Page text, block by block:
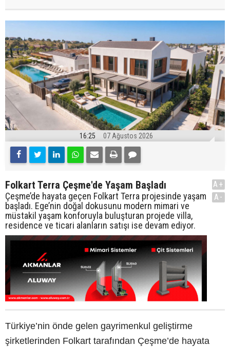
16:25 07 Ağustos 2026
Folkart Terra Çeşme'de Yaşam Başladı
Çeşme’de hayata geçen Folkart Terra projesinde yaşam
başladı. Ege’nin doğal dokusunu modern mimari ve
müstakil yaşam konforuyla buluşturan projede villa,
residence ve ticari alanların satışı ise devam ediyor.
A+
A-
Türkiye’nin önde gelen gayrimenkul geliştirme
şirketlerinden Folkart tarafından Çeşme’de hayata